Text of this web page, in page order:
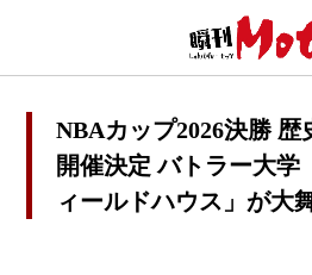
NBAカップ2026決勝
開催決定 バトラー大学
ィールドハウス」が大